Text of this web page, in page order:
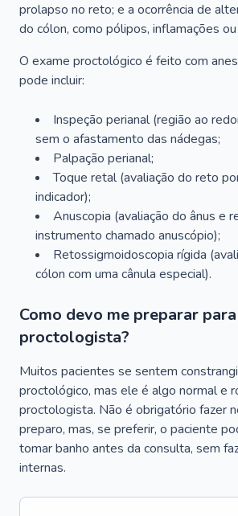
prolapso no reto; e a ocorrência de
do cólon, como pólipos, inflamações
O exame proctológico é feito com
pode incluir:
Inspeção perianal (região ao
sem o afastamento das nádegas;
Palpação perianal;
Toque retal (avaliação do reto
indicador);
Anuscopia (avaliação do ânus e
instrumento chamado anuscópio);
Retossigmoidoscopia rígida
cólon com uma cânula especial).
Como devo me preparar
proctologista?
Muitos pacientes se sentem
proctológico, mas ele é algo normal e
proctologista. Não é obrigatório fazer
preparo, mas, se preferir, o paciente
tomar banho antes da consulta, sem
internas.